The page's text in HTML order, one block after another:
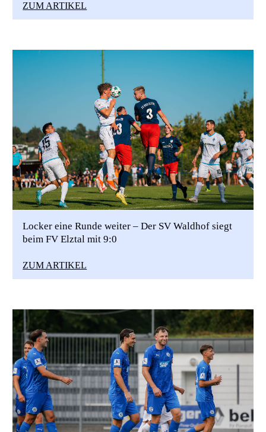
ZUM ARTIKEL
Locker eine Runde weiter – Der SV Waldhof siegt
beim FV Elztal mit 9:0
ZUM ARTIKEL